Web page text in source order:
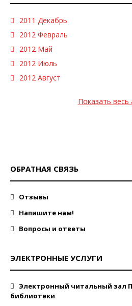
2011 Декабрь
2012 Февраль
2012 Май
2012 Июль
2012 Август
Показать весь
ОБРАТНАЯ СВЯЗЬ
Отзывы
Напишите нам!
Вопросы и ответы
ЭЛЕКТРОННЫЕ УСЛУГИ
Электронный читальный зал
библиотеки